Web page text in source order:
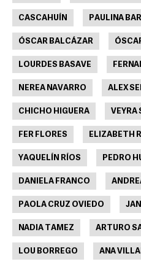
CASCAHUÍN PAULINA
ÓSCAR BALCÁZAR
LOURDES BASAVE
NEREA NAVARRO ALEX
CHICHO HIGUERA VEYRA
FER FLORES ELIZABETH
YAQUELÍN RÍOS PEDRO
DANIELA FRANCO
PAOLA CRUZ OVIEDO
NADIA TAMEZ ARTURO
LOU BORREGO ANA